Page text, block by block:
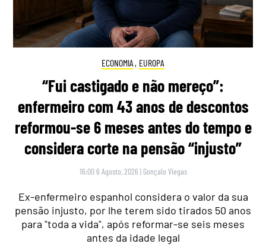
ECONOMIA , EUROPA
“Fui castigado e não mereço”:
enfermeiro com 43 anos de descontos
reformou-se 6 meses antes do tempo e
considera corte na pensão “injusto”
16:00 6 Agosto, 2026 | Gonçalo Viegas
Ex-enfermeiro espanhol considera o valor da sua
pensão injusto, por lhe terem sido tirados 50 anos
para "toda a vida", após reformar-se seis meses
antes da idade legal